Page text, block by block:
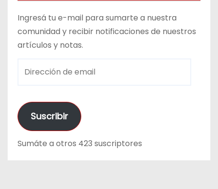
Ingresá tu e-mail para sumarte a nuestra
comunidad y recibir notificaciones de nuestros
artículos y notas.
e
c
i
Suscribir
Sumáte a otros 423 suscriptores